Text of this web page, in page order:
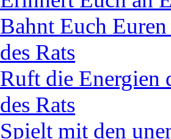
Bahnt Euch
des Rats
Ruft die Energien
des Rats
Spielt mit den